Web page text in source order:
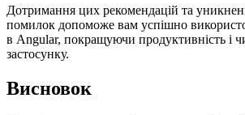
Дотримання цих рекомендацій та
помилок допоможе вам успішно
в Angular, покращуючи продуктивність і
застосунку.
Висновок